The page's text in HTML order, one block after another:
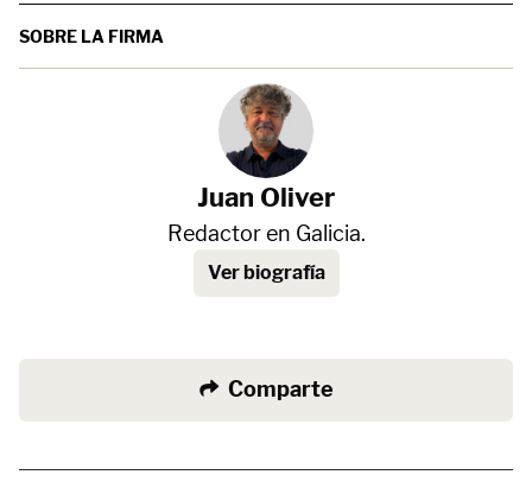
SOBRE LA FIRMA
Juan Oliver
Redactor en Galicia.
Ver biografía
Comparte